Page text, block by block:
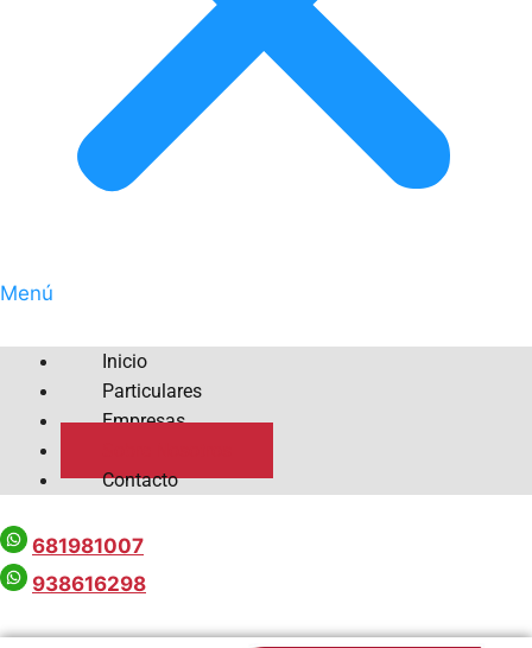
Menú
Inicio
Particulares
Empresas
Contacto
681981007
938616298